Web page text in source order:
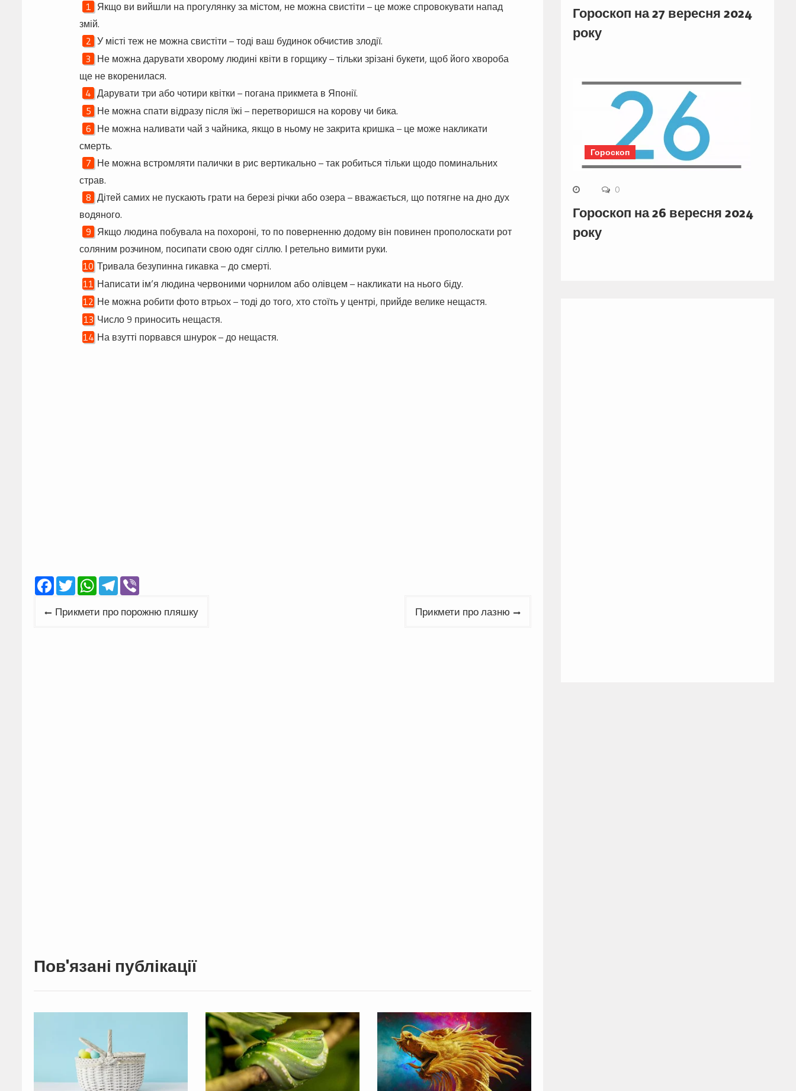
Якщо ви вийшли на прогулянку за містом, не можна свистіти – це може спровокувати напад
змій.
У місті теж не можна свистіти – тоді ваш будинок обчистив злодії.
Не можна дарувати хворому людині квіти в горщику – тільки зрізані букети, щоб його хвороба
ще не вкоренилася.
Дарувати три або чотири квітки – погана прикмета в Японії.
Не можна спати відразу після їжі – перетворишся на корову чи бика.
Не можна наливати чай з чайника, якщо в ньому не закрита кришка – це може накликати
смерть.
Не можна встромляти палички в рис вертикально – так робиться тільки щодо поминальних
страв.
Дітей самих не пускають грати на березі річки або озера – вважається, що потягне на дно дух
водяного.
Якщо людина побувала на похороні, то по поверненню додому він повинен прополоскати рот
соляним розчином, посипати свою одяг сіллю. І ретельно вимити руки.
Тривала безупинна гикавка – до смерті.
Написати ім’я людина червоними чорнилом або олівцем – накликати на нього біду.
Не можна робити фото втрьох – тоді до того, хто стоїть у центрі, прийде велике нещастя.
Число 9 приносить нещастя.
На взутті порвався шнурок – до нещастя.
Facebook
TwitterWhatsApp
Telegram
Навігація
Прикмети про порожню пляшку Прикмети про лазню
Пов'язані публікації
Гороскоп на 27 вересня 2024
року
Гороскоп
0
Гороскоп на 26 вересня 2024
року